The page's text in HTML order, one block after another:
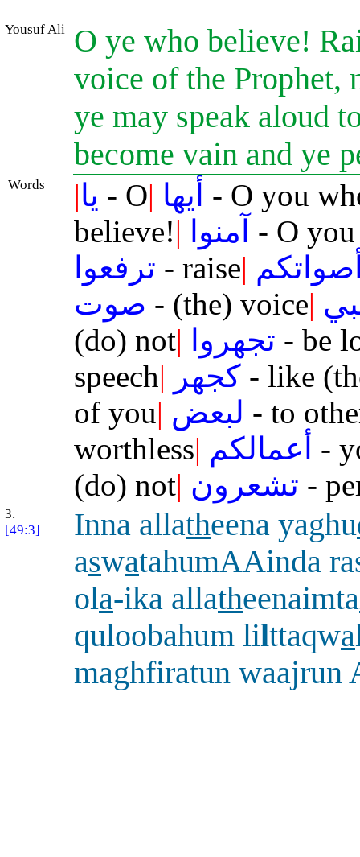
Yousuf Ali
O ye who believe!
voice of the Prophet,
ye may speak aloud
become vain and ye
Words |يا - O| أيها - O you
believe!| آمنوا - O
ترفعوا - raise|
صوت - (the) voice|
(do) not| تجهروا - be
speech| كجهر - like
of you| لبعض - to
worthless| أعمالكم -
(do) not| تشعرون -
3.
[49:3]
Inna allatheena yaghu
aswatahumAAinda
ola-ika allatheenaimta
quloobahum lilttaqwa
maghfiratun waajrun